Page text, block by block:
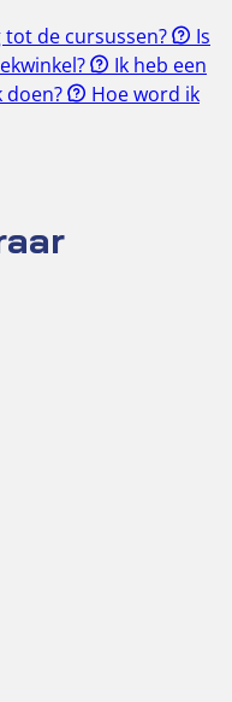
de cursussen?
Is
Ik heb een
doen?
Hoe word ik